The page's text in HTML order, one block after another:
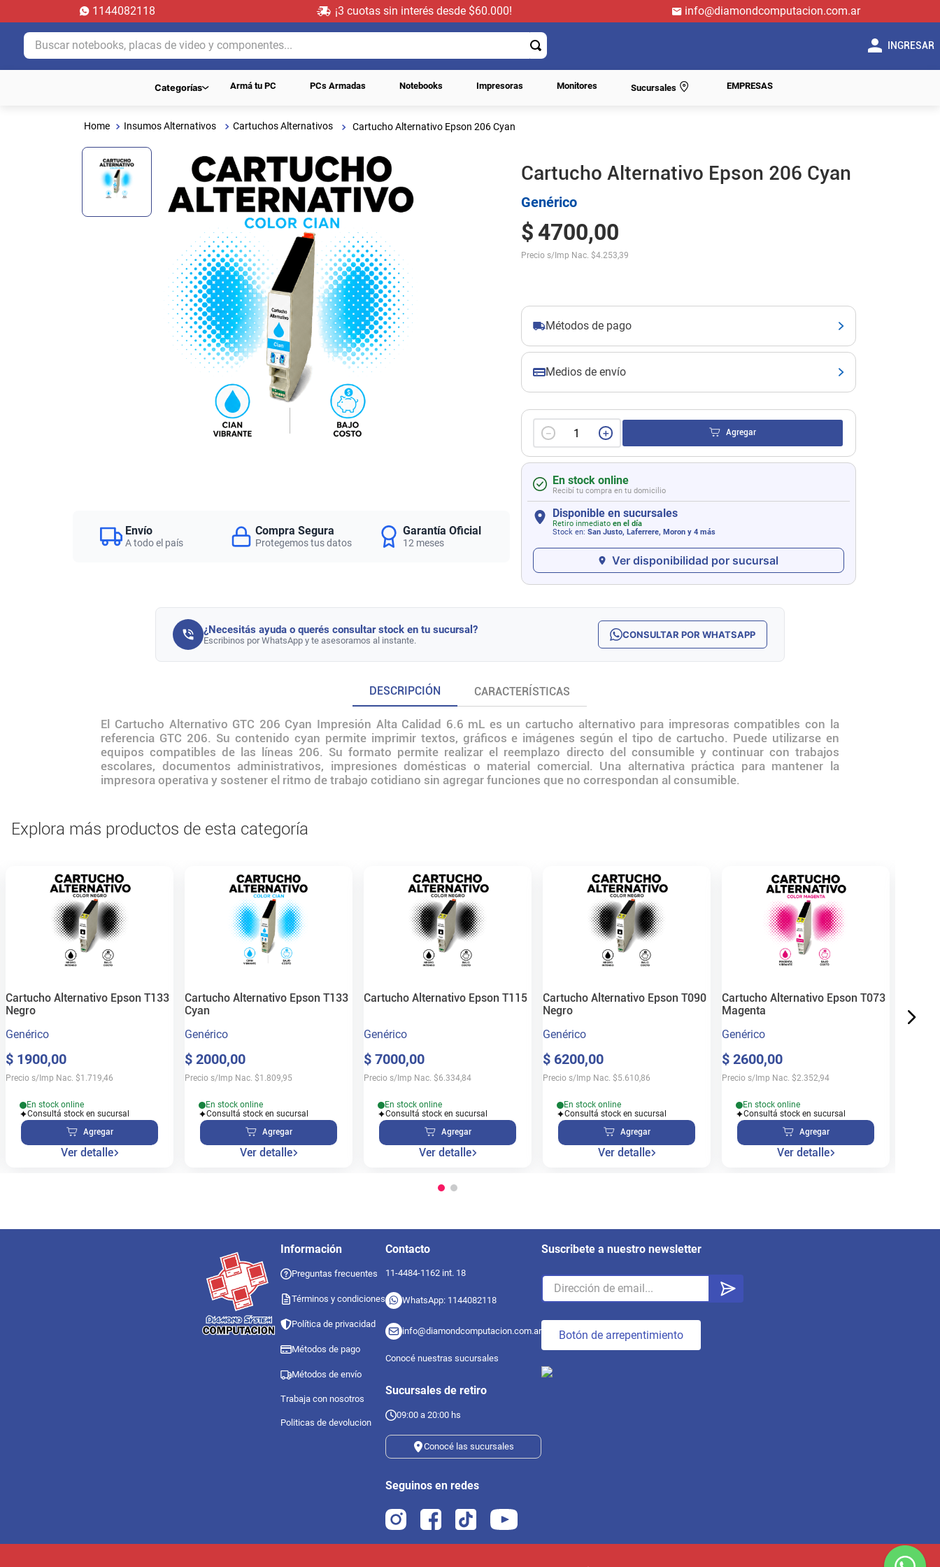
1144082118 ¡3 cuotas sin interés desde $60.000!
info@diamondcomputacion.com.ar
Buscar notebooks, placas de video y componentes...
INGRESAR
Categorías Armá tu PC PCs Armadas Notebooks Impresoras Monitores Sucursales EMPRESAS
Insumos Alternativos Cartuchos Alternativos Cartucho Alternativo Epson 206 Cyan
Envío
A todo el país
Compra Segura
Protegemos tus datos
Garantía Oficial
12 meses
Cartucho Alternativo Epson 206 Cyan
Genérico
$ 4700,00
Precio s/Imp Nac. $4.253,39
Métodos de pago
Medios de envío
＋
－ Agregar
En stock online
Recibí tu compra en tu domicilio
Disponible en sucursales
Retiro inmediato en el día
Stock en: San Justo, Laferrere, Morony 4 más
Ver disponibilidad por sucursal
¿Necesitás ayuda o querés consultar stock en tu sucursal?
Escribinos por WhatsApp y te asesoramos al instante. CONSULTAR POR WHATSAPP
DESCRIPCIÓN CARACTERÍSTICAS
El Cartucho Alternativo GTC 206 Cyan Impresión Alta Calidad 6.6 mL es un cartucho alternativo para impresoras compatibles con la
referencia GTC 206. Su contenido cyan permite imprimir textos, gráficos e imágenes según el tipo de cartucho. Puede utilizarse en
equipos compatibles de las líneas 206. Su formato permite realizar el reemplazo directo del consumible y continuar con trabajos
escolares, documentos administrativos, impresiones domésticas o material comercial. Una alternativa práctica para mantener la
impresora operativa y sostener el ritmo de trabajo cotidiano sin agregar funciones que no correspondan al consumible.
Explora más productos de esta categoría
Cartucho Alternativo Epson T133
Negro
Genérico
$ 1900,00
Precio s/Imp Nac. $1.719,46
En stock online
Consultá stock en sucursal
Agregar
Ver detalle
Cartucho Alternativo Epson T133
Cyan
Genérico
$ 2000,00
Precio s/Imp Nac. $1.809,95
En stock online
Consultá stock en sucursal
Agregar
Ver detalle
Cartucho Alternativo Epson T115
Genérico
$ 7000,00
Precio s/Imp Nac. $6.334,84
En stock online
Consultá stock en sucursal
Agregar
Ver detalle
Cartucho Alternativo Epson T090
Negro
Genérico
$ 6200,00
Precio s/Imp Nac. $5.610,86
En stock online
Consultá stock en sucursal
Agregar
Ver detalle
Cartucho Alternativo Epson T073
Magenta
Genérico
$ 2600,00
Precio s/Imp Nac. $2.352,94
En stock online
Consultá stock en sucursal
Agregar
Ver detalle
Información
Preguntas frecuentes
Términos y condiciones
Política de privacidad
Métodos de pago
Métodos de envío
Trabaja con nosotros
Politicas de devolucion
Contacto
11-4484-1162 int. 18
WhatsApp: 1144082118
info@diamondcomputacion.com.ar
Conocé nuestras sucursales
Sucursales de retiro
09:00 a 20:00 hs
Conocé las sucursales
Seguinos en redes
Suscribete a nuestro newsletter
Botón de arrepentimiento